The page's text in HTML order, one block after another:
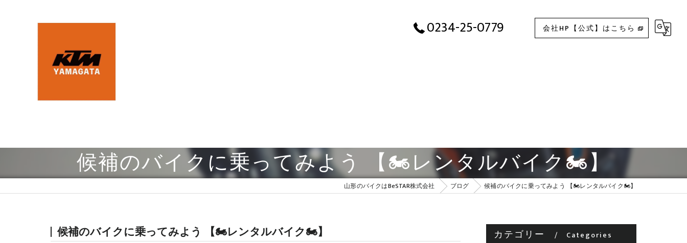
0234-25-0779 会社HP【公式】はこちら
候補のバイクに乗ってみよう 【🏍レンタルバイク🏍】
山形のバイクはBeSTAR株式会社 ブログ 候補のバイクに乗ってみよう 【🏍レンタルバイク🏍】
候補のバイクに乗ってみよう 【🏍レンタルバイク🏍】 カテゴリー Categories